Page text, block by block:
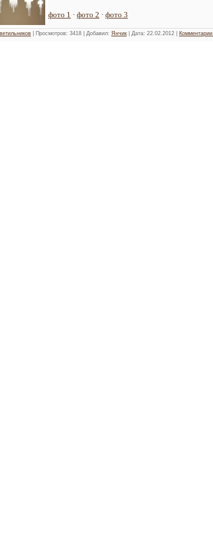
фото 1 · фото 2 · фото 3
| Просмотров: 3418 | Добавил: Янчик | Дата: 22.02.2012